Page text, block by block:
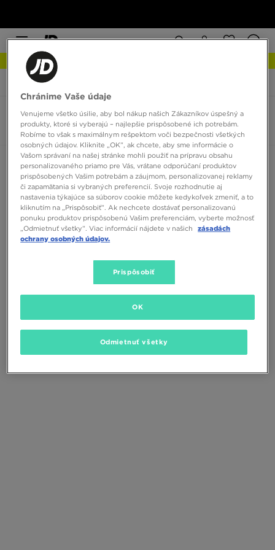
JD Sports Hoka Stinson 7
Hoka Stinson 7
0 produktov
Zoradiť:Odporúčané Filtrovať
Žiadne produkty na zobrazenie
Zmeňte kritériá vyhľadávania alebo
odstráňte vybrané filtre
Chránime Vaše údaje
Venujeme všetko úsilie, aby bol nákup našich Zákazníkov úspešný a
produkty, ktoré si vyberajú – najlepšie prispôsobené ich potrebám.
Robíme to však s maximálnym rešpektom voči bezpečnosti všetkých
osobných údajov. Kliknite „OK”, ak chcete, aby sme informácie o
Vašom správaní na našej stránke mohli použiť na prípravu obsahu
personalizovaného priamo pre Vás, vrátane odporúčaní produktov
prispôsobených Vašim potrebám a záujmom, personalizovanej reklamy
či zapamätania si vybraných preferencií. Svoje rozhodnutie aj
nastavenia týkajúce sa súborov cookie môžete kedykoľvek zmeniť, a to
kliknutím na „Prispôsobiť”. Ak nechcete dostávať personalizovanú
ponuku produktov prispôsobenú Vašim preferenciám, vyberte možnosť
„Odmietnuť všetky”. Viac informácií nájdete v našich
zásadách
ochrany osobných údajov.
Prispôsobiť
Odmietnuť všetky
OK